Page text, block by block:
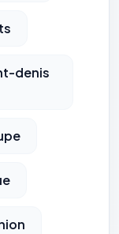
denis